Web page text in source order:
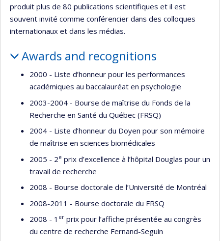
produit plus de 80 publications scientifiques et il est
souvent invité comme conférencier dans des colloques
internationaux et dans les médias.
Awards and recognitions
2000 - Liste d’honneur pour les performances
académiques au baccalauréat en psychologie
2003-2004 - Bourse de maîtrise du Fonds de la
Recherche en Santé du Québec (FRSQ)
2004 - Liste d’honneur du Doyen pour son mémoire
de maîtrise en sciences biomédicales
2005 - 2e prix d’excellence à l’hôpital Douglas pour un
travail de recherche
2008 - Bourse doctorale de l’Université de Montréal
2008-2011 - Bourse doctorale du FRSQ
2008 - 1 er prix pour l’affiche présentée au congrès
du centre de recherche Fernand-Seguin